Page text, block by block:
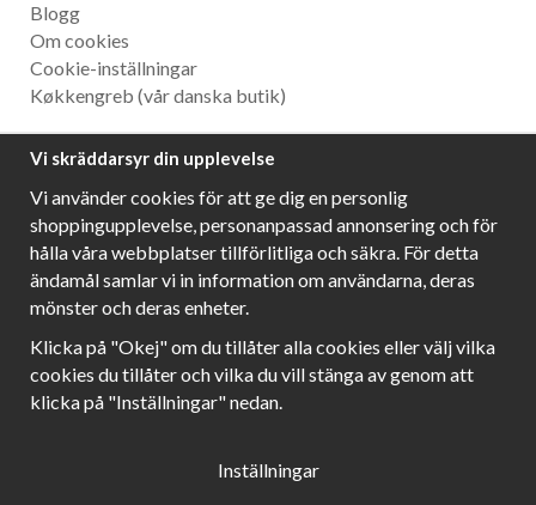
Blogg
Om cookies
Cookie-inställningar
Køkkengreb (vår danska butik)
Nyhetsbrev
produktnyheter!
Vi skräddarsyr din upplevelse
Vi använder cookies för att ge dig en personlig
shoppingupplevelse, personanpassad annonsering och för
hålla våra webbplatser tillförlitliga och säkra. För detta
ändamål samlar vi in information om användarna, deras
mönster och deras enheter.
Klicka på "Okej" om du tillåter alla cookies eller välj vilka
cookies du tillåter och vilka du vill stänga av genom att
klicka på "Inställningar" nedan.
Inställningar